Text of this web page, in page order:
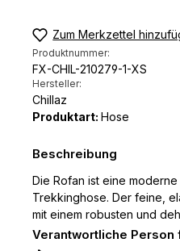
Zum Merkzettel
Produktnummer:
FX-CHIL-210279-1-XS
Hersteller:
Chillaz
Produktart: Hose
Beschreibung
Die Rofan ist eine
Trekkinghose. Der feine,
mit einem robusten und
Verantwortliche